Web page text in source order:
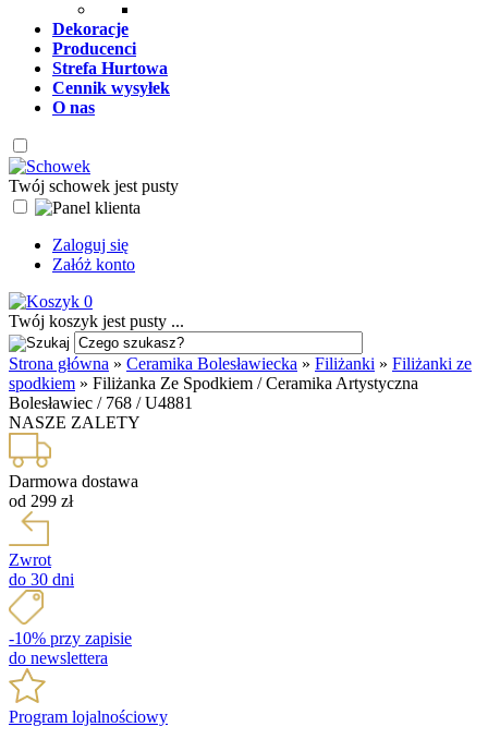
Dekoracje
Producenci
Strefa Hurtowa
Cennik wysyłek
O nas
Twój schowek jest pusty
Zaloguj się
Załóż konto
0
Twój koszyk jest pusty ...
Strona główna » Ceramika Bolesławiecka » Filiżanki » Filiżanki ze
spodkiem » Filiżanka Ze Spodkiem / Ceramika Artystyczna
Bolesławiec / 768 / U4881
NASZE ZALETY
Darmowa dostawa
od 299 zł
Zwrot
do 30 dni
-10% przy zapisie
do newslettera
Program lojalnościowy